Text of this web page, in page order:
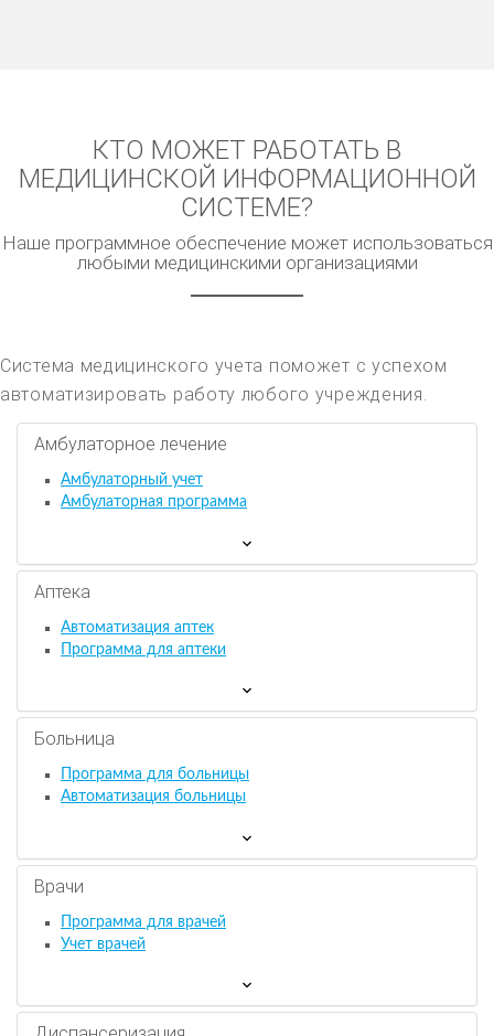
КТО МОЖЕТ РАБОТАТЬ В
МЕДИЦИНСКОЙ ИНФОРМАЦИОННОЙ
СИСТЕМЕ?
Наше программное обеспечение может использоваться
любыми медицинскими организациями
Система медицинского учета поможет с успехом
автоматизировать работу любого учреждения.
Амбулаторное лечение
Амбулаторный учет
Амбулаторная программа
Аптека
Автоматизация аптек
Программа для аптеки
Больница
Программа для больницы
Автоматизация больницы
Врачи
Программа для врачей
Учет врачей